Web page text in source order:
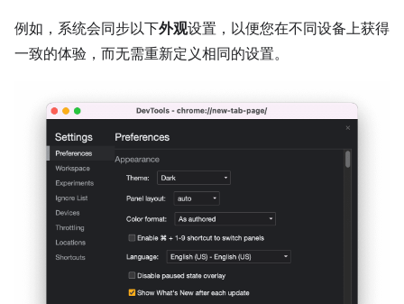
例如，系统会同步以下外观设置，以便您在不同设备上获得
一致的体验，而无需重新定义相同的设置。